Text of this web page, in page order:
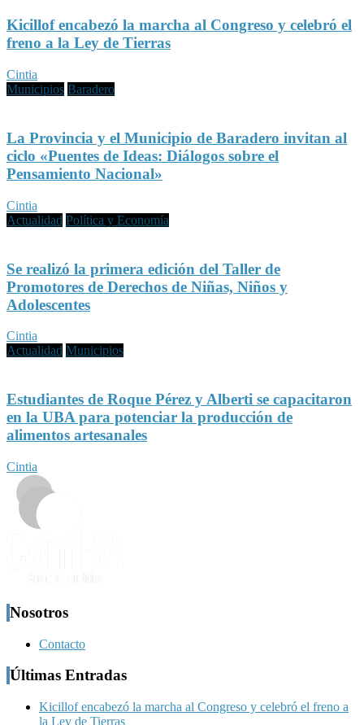
Kicillof encabezó la marcha al Congreso y celebró el
freno a la Ley de Tierras
Cintia
Municipios Baradero
La Provincia y el Municipio de Baradero invitan al
ciclo «Puentes de Ideas: Diálogos sobre el
Pensamiento Nacional»
Cintia
Actualidad Política y Economía
Se realizó la primera edición del Taller de
Promotores de Derechos de Niñas, Niños y
Adolescentes
Cintia
Actualidad Municipios
Estudiantes de Roque Pérez y Alberti se capacitaron
en la UBA para potenciar la producción de
alimentos artesanales
Cintia
Nosotros
Contacto
Últimas Entradas
Kicillof encabezó la marcha al Congreso y celebró el freno a
la Ley de Tierras